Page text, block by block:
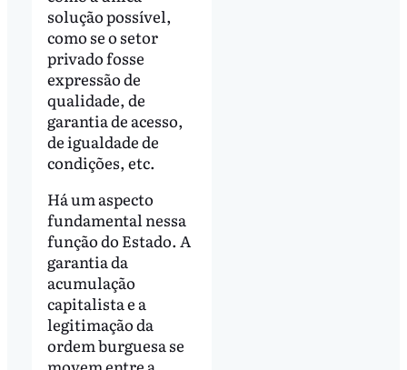
solução possível,
como se o setor
privado fosse
expressão de
qualidade, de
garantia de acesso,
de igualdade de
condições, etc.
Há um aspecto
fundamental nessa
função do Estado. A
garantia da
acumulação
capitalista e a
legitimação da
ordem burguesa se